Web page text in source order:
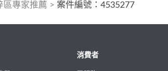
區專家推薦 > 案件編號：4535277
消費者